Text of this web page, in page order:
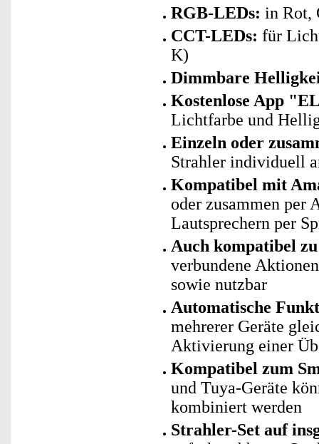
RGB-LEDs: in Rot,
CCT-LEDs: für
K)
Dimmbare
Kostenlose App
Lichtfarbe und
Einzeln oder
Strahler individuell
Kompatibel mit
oder zusammen per
Lautsprechern per
Auch kompatibel
verbundene
sowie nutzbar
Automatische
mehrerer Geräte
Aktivierung einer
Kompatibel zum
und Tuya-Geräte
kombiniert werden
Strahler-Set auf